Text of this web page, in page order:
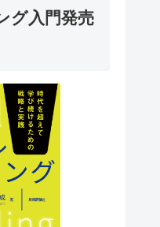
グ入門発売